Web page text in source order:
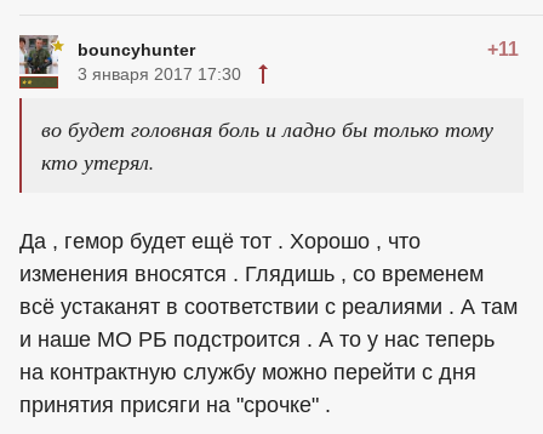
bouncyhunter +11
3 января 2017 17:30
во будет головная боль и ладно бы только тому
кто утерял.
Да , гемор будет ещё тот . Хорошо , что
изменения вносятся . Глядишь , со временем
всё устаканят в соответствии с реалиями . А там
и наше МО РБ подстроится . А то у нас теперь
на контрактную службу можно перейти с дня
принятия присяги на "срочке" .